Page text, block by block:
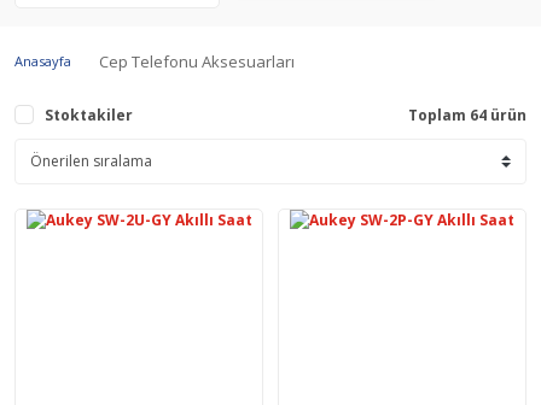
Anasayfa Cep Telefonu Aksesuarları
Stoktakiler Toplam 64 ürün